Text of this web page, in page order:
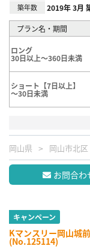
築年数 2019年 3月
プラン名・期間
ロング
30日以上～360日未満
ショート【7日以上】
～30日未満
岡山県 岡山市北区
お問合わ
キャンペーン
Kマンスリー岡山城
(No.125114)